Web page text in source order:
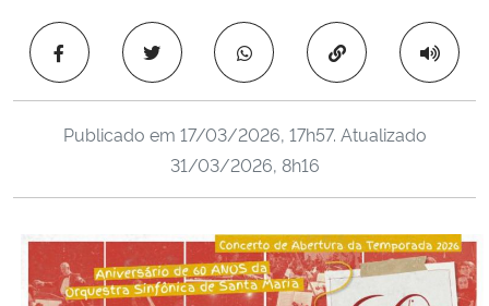
Ministério da Cidadania
Ministério da Saúde
Ministério de Minas e Energia
Ministério da Ciência, Tecnologia, Inovações e Comunicações
Ministério do Meio Ambiente
Copiar para área
Publicado em 17/03/2026, 17h57. Atualizado
31/03/2026, 8h16